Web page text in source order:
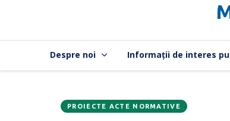
Despre noi Informații de interes
CATEGORIA:
PROIECTE ACTE NORMATIVE
Data